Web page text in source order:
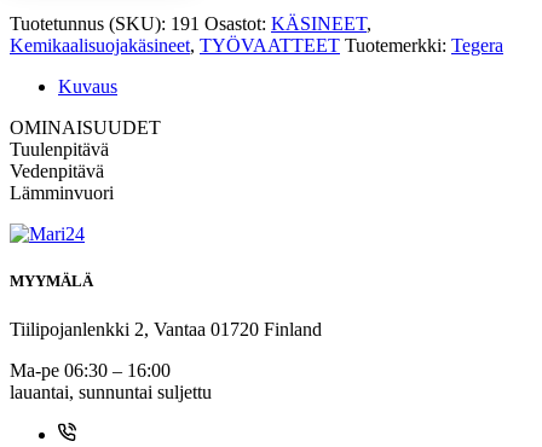
Tuotetunnus (SKU): 191 Osastot: KÄSINEET,
Kemikaalisuojakäsineet, TYÖVAATTEET Tuotemerkki: Tegera
Kuvaus
OMINAISUUDET
Tuulenpitävä
Vedenpitävä
Lämminvuori
MYYMÄLÄ
Tiilipojanlenkki 2, Vantaa 01720 Finland
Ma-pe 06:30 – 16:00
lauantai, sunnuntai suljettu